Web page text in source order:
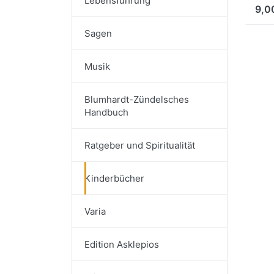
Sagen
Musik
Blumhardt-Zündelsches
Handbuch
Ratgeber und Spiritualität
Kinderbücher
Varia
Edition Asklepios